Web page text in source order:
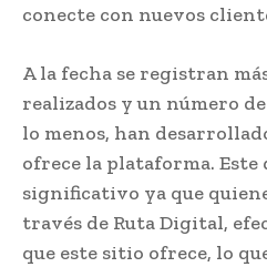
conecte con nuevos
A la fecha se registran
realizados y un número
lo menos, han
ofrece la plataforma. Este
significativo ya que
través de Ruta Digital,
que este sitio ofrece, lo